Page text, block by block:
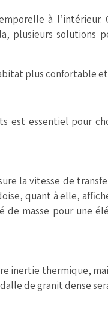
à
plusieurs solutions
plus confortable
est essentiel pour
la vitesse de
quant à elle,
masse pour une
inertie thermique,
de granit dense